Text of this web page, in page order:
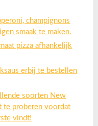
champignons
smaak te maken.
pizza afhankelijk
erbij te bestellen
soorten New
te proberen voordat
vindt!